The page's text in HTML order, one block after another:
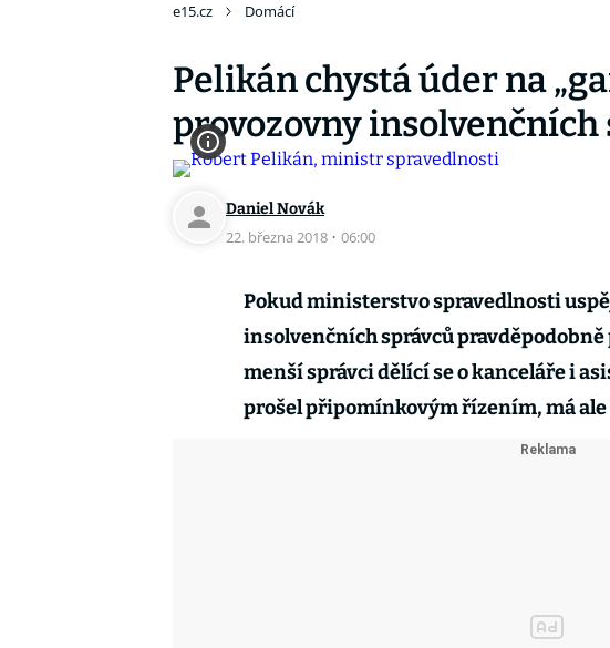
e15.cz Domácí
Pelikán chystá úder na
provozovny insolvenčních
Daniel Novák
22. března 2018 · 06:00
Pokud ministerstvo spravedlnosti
insolvenčních správců
menší správci dělící se o kanceláře i
prošel připomínkovým řízením, má